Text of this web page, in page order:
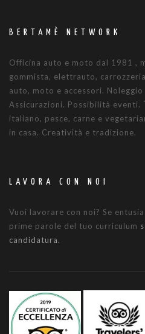
BERTAMÈ NETWORK
Officina auto e moto dal 1981 ,
gommista, elettrauto,
auto, moto e accessori.
Assicurazioni. Possibilità
italiano, pesce, carne e
in casa. Creatività e tradizione.
LAVORA CON NOI
Vuoi lavorare con noi? Se
prime parole del tuo curriculum
candidatura.